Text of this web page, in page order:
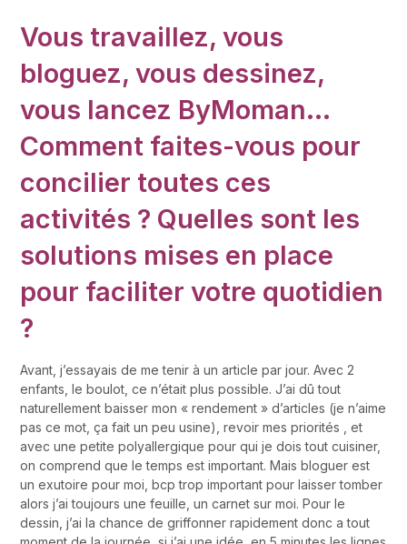
Vous travaillez, vous
bloguez, vous dessinez,
vous lancez ByMoman…
Comment faites-vous pour
concilier toutes ces
activités ? Quelles sont les
solutions mises en place
pour faciliter votre quotidien
?
Avant, j’essayais de me tenir à un article par jour. Avec 2
enfants, le boulot, ce n’était plus possible. J’ai dû tout
naturellement baisser mon « rendement » d’articles (je n’aime
pas ce mot, ça fait un peu usine), revoir mes priorités , et
avec une petite polyallergique pour qui je dois tout cuisiner,
on comprend que le temps est important. Mais bloguer est
un exutoire pour moi, bcp trop important pour laisser tomber
alors j’ai toujours une feuille, un carnet sur moi. Pour le
dessin, j’ai la chance de griffonner rapidement donc a tout